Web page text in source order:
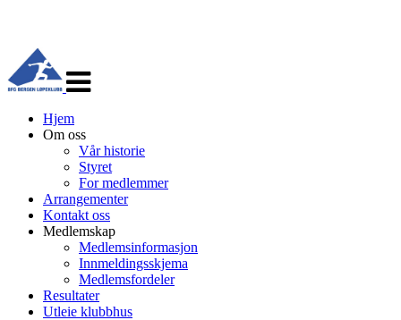
navigasjon
Hjem
Om oss
Vår historie
Styret
For medlemmer
Arrangementer
Kontakt oss
Medlemskap
Medlemsinformasjon
Innmeldingsskjema
Medlemsfordeler
Resultater
Utleie klubbhus